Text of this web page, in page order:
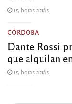
15 horas atrás
CÓRDOBA
Dante Rossi
que alquilan
15 horas atrás